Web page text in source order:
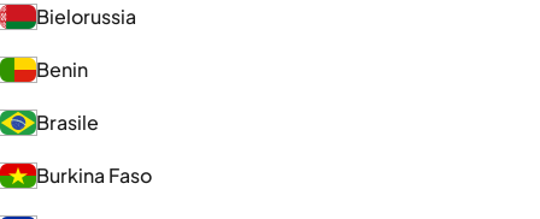
Bielorussia
Benin
Brasile
Burkina Faso